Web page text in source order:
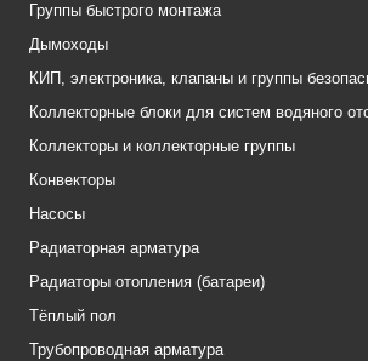
Группы быстрого монтажа
Дымоходы
КИП, электроника, клапаны и группы
Коллекторные блоки для систем водяного
Коллекторы и коллекторные группы
Конвекторы
Насосы
Радиаторная арматура
Радиаторы отопления (батареи)
Тёплый пол
Трубопроводная арматура